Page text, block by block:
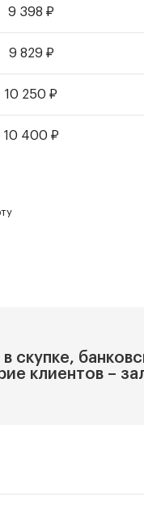
9 398 ₽
9 829 ₽
10 250 ₽
10 400 ₽
скупке,
клиентов –